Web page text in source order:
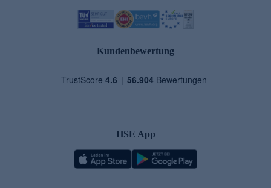
Kundenbewertung
HSE App